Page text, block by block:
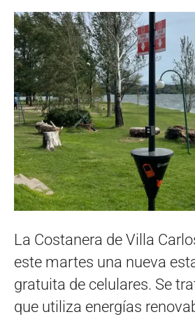
La Costanera de Villa
este martes una nueva
gratuita de celulares. Se
que utiliza energías